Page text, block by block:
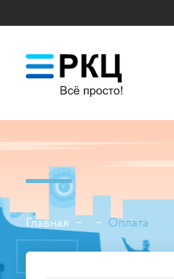
Главная ~ ~ Оплата